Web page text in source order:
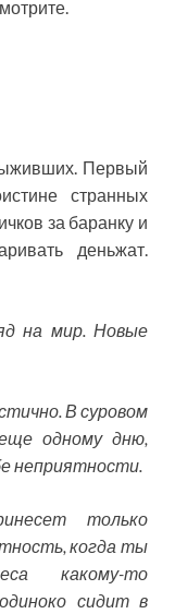
Первый
странных
за баранку и
деньжат.
на мир. Новые
В суровом
одному дню,
неприятности.
только
когда ты
какому-то
сидит в